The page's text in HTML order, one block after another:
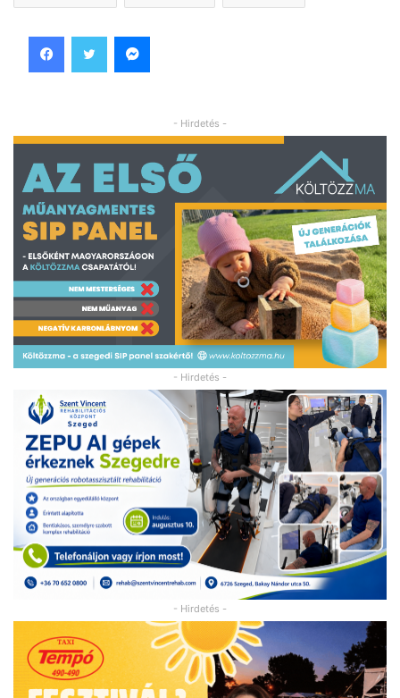
- Hirdetés -
- Hirdetés -
- Hirdetés -